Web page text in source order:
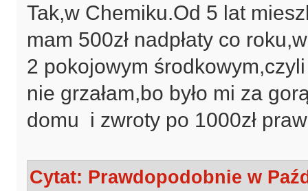
Tak,w Chemiku.Od 5 lat
mam 500zł nadpłaty co
2 pokojowym
nie grzałam,bo było mi za
domu i zwroty po 1000zł
Cytat: Prawdopodobnie w